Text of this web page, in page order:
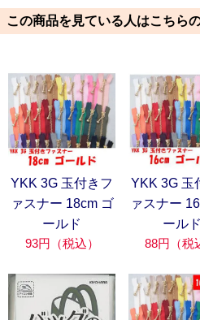
この商品を見ている人はこちら
YKK 3G 玉付きフ
ァスナー 18cm ゴ
ールド
93円（税込）
YKK 3G 玉
ァスナー
ールド
88円（税